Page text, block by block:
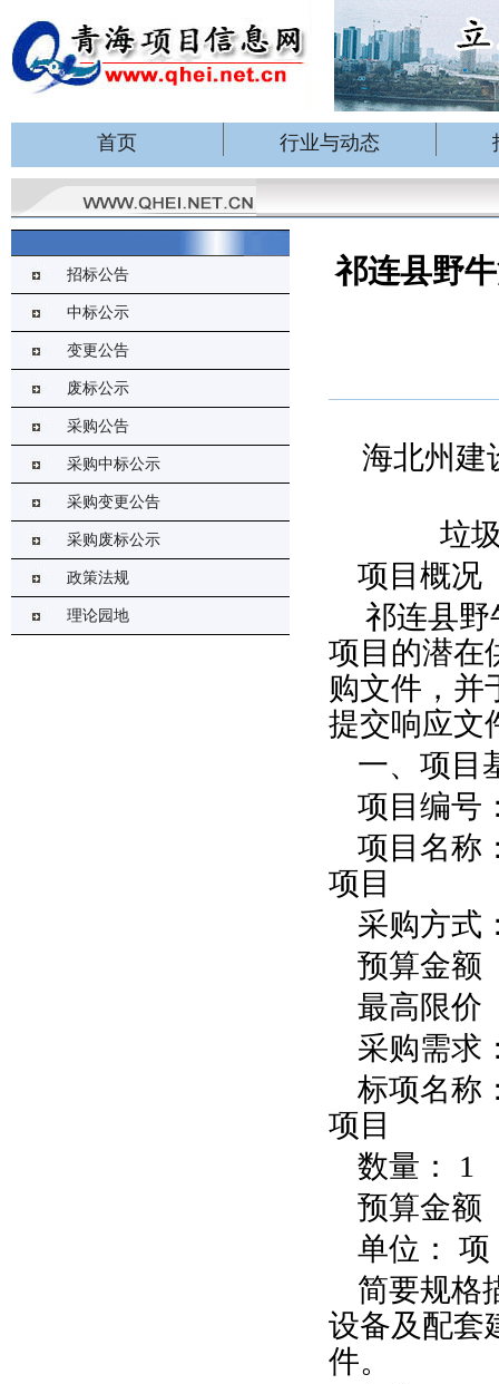
首页 行业与动态
招标公告
中标公示
变更公告
废标公示
采购公告
采购中标公示
采购变更公告
采购废标公示
政策法规
理论园地
祁连县野
海北州建
垃
项目概况
祁连县野
项目的潜在
购文件，并
提交响应文
一、项目
项目编号
项目名称
项目
采购方式
预算金额
最高限价
采购需求
标项名称
项目
数量： 1
预算金额
单位： 项
简要规格
设备及配套
件。